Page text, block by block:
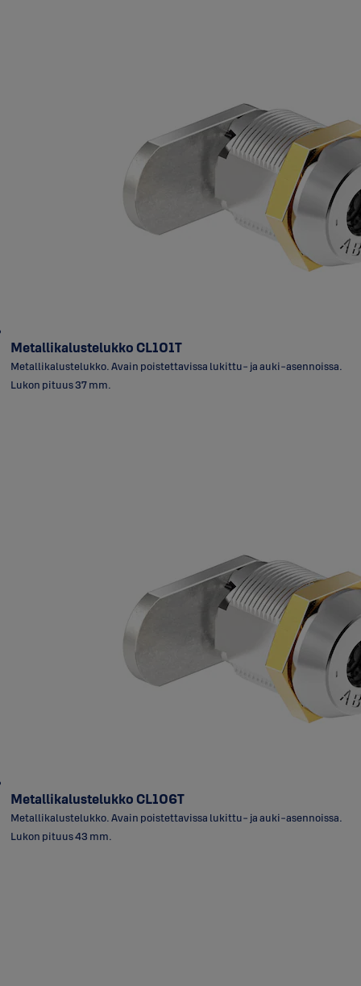
Metallikalustelukko CL101T
Metallikalustelukko. Avain poistettavissa lukittu- ja auki-asennoissa.
Lukon pituus 37 mm.
Metallikalustelukko CL106T
Metallikalustelukko. Avain poistettavissa lukittu- ja auki-asennoissa.
Lukon pituus 43 mm.